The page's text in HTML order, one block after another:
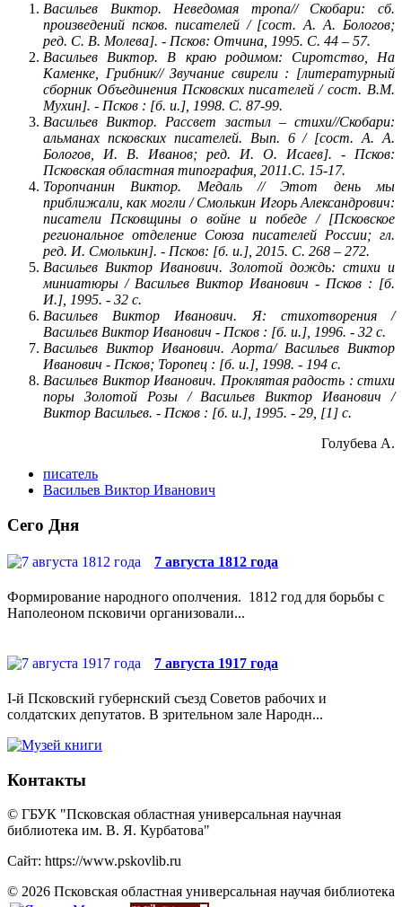
Васильев Виктор. Неведомая тропа// Скобари: сб.
произведений псков. писателей / [сост. А. А. Бологов;
ред. С. В. Молева]. - Псков: Отчина, 1995. С. 44 – 57.
Васильев Виктор. В краю родимом: Сиротство, На
Каменке, Грибник// Звучание свирели : [литературный
сборник Объединения Псковских писателей / сост. В.М.
Мухин]. - Псков : [б. и.], 1998. С. 87-99.
Васильев Виктор. Рассвет застыл – стихи//Скобари:
альманах псковских писателей. Вып. 6 / [сост. А. А.
Бологов, И. В. Иванов; ред. И. О. Исаев]. - Псков:
Псковская областная типография, 2011.С. 15-17.
Торопчанин Виктор. Медаль // Этот день мы
приближали, как могли / Смолькин Игорь Александрович:
писатели Псковщины о войне и победе / [Псковское
региональное отделение Союза писателей России; гл.
ред. И. Смолькин]. - Псков: [б. и.], 2015. С. 268 – 272.
Васильев Виктор Иванович. Золотой дождь: стихи и
миниатюры / Васильев Виктор Иванович - Псков : [б.
И.], 1995. - 32 с.
Васильев Виктор Иванович. Я: стихотворения /
Васильев Виктор Иванович - Псков : [б. и.], 1996. - 32 с.
Васильев Виктор Иванович. Аорта/ Васильев Виктор
Иванович - Псков; Торопец : [б. и.], 1998. - 194 с.
Васильев Виктор Иванович. Проклятая радость : стихи
поры Золотой Розы / Васильев Виктор Иванович /
Виктор Васильев. - Псков : [б. и.], 1995. - 29, [1] с.
Голубева А.
писатель
Васильев Виктор Иванович
Сего Дня
7 августа 1812 года
Формирование народного ополчения. 1812 год для борьбы с
Наполеоном псковичи организовали...
7 августа 1917 года
I-й Псковский губернский съезд Советов рабочих и
солдатских депутатов. В зрительном зале Народн...
Контакты
© ГБУК "Псковская областная универсальная научная
библиотека им. В. Я. Курбатова"
Сайт: https://www.pskovlib.ru
© 2026 Псковская областная универсальная научая библиотека